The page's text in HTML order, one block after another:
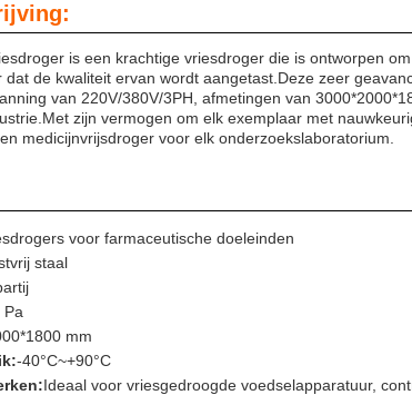
is een krachtige vriesdroger die is ontworpen
de kwaliteit ervan wordt aangetast.Deze zeer
van 220V/380V/3PH, afmetingen van
zijn vermogen om elk exemplaar met
medicijnvrijsdroger voor elk onderzoekslaboratorium.
voor farmaceutische doeleinden
staal
Pa
mm
-40°C~+90°C
Ideaal voor vriesgedroogde voedselapparatuur,